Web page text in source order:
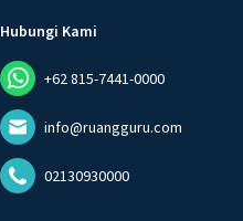
Hubungi Kami
+62 815-7441-0000
info@ruangguru.com
02130930000